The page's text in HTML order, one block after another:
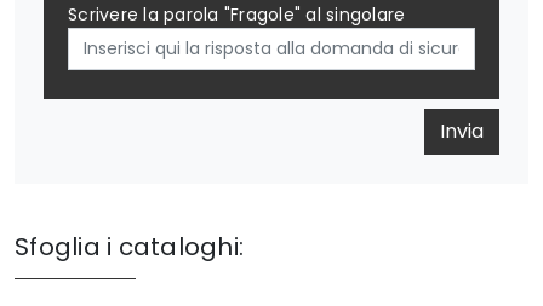
Scrivere la parola "Fragole" al singolare
Invia
Sfoglia i cataloghi: